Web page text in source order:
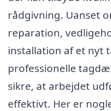
rådgivning. Uanset
reparation,
installation af et nyt
professionelle
sikre, at arbejdet
effektivt. Her er